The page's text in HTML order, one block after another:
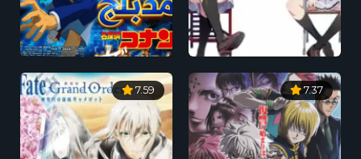
7.37
7.59